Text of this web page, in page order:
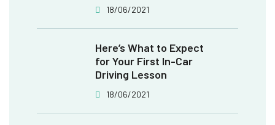
18/06/2021
Here’s What to Expect
for Your First In-Car
Driving Lesson
18/06/2021